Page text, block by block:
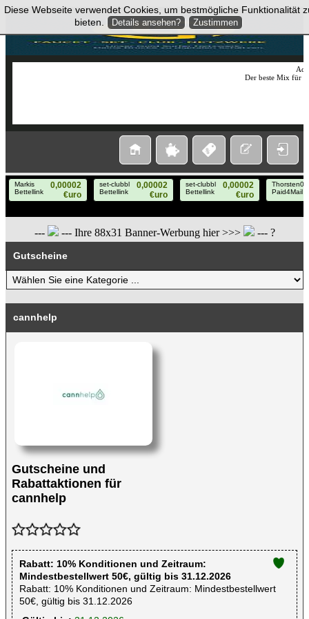
Der beste Mix für
--- --- Ihre 88x31 Banner-Werbung hier >>> --- ?
Gutscheine
cannhelp
Gutscheine und
Rabattaktionen für
cannhelp
Rabatt: 10% Konditionen und Zeitraum:
Mindestbestellwert 50€, gültig bis 31.12.2026
Rabatt: 10% Konditionen und Zeitraum: Mindestbestellwert
50€, gültig bis 31.12.2026
Diese Webseite verwendet Cookies, um bestmögliche Funktionalität
bieten.
Details ansehen? Zustimmen